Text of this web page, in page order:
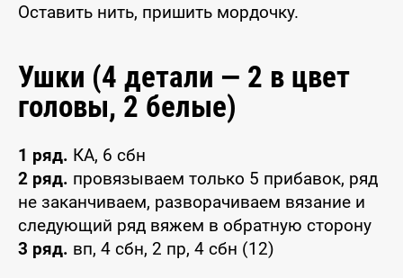
Оставить нить, пришить мордочку.
Ушки (4 детали — 2 в цвет
головы, 2 белые)
1 ряд. КА, 6 сбн
2 ряд. провязываем только 5 прибавок, ряд
не заканчиваем, разворачиваем вязание и
следующий ряд вяжем в обратную сторону
3 ряд. вп, 4 сбн, 2 пр, 4 сбн (12)